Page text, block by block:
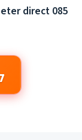
direct 085